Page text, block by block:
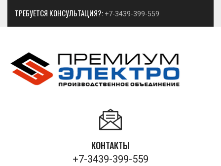
ТРЕБУЕТСЯ КОНСУЛЬТАЦИЯ?: +7-3439-399-559
КОНТАКТЫ
+7-3439-399-559